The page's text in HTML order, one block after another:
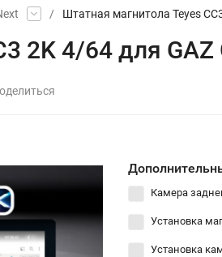
/ Штатная магнитола Teyes
2K 4/64 для
Камера
Установка
Установка